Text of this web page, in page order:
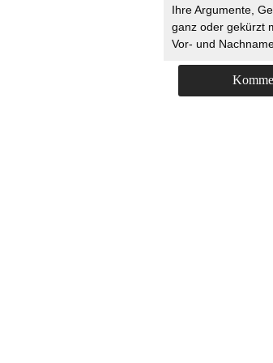
Ihre Argumente,
ganz oder gekürzt
Vor- und